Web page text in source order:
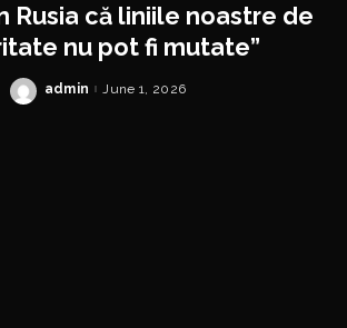
Rusia că liniile noastre de
nu pot fi mutate”
Posted
admin June 1, 2026